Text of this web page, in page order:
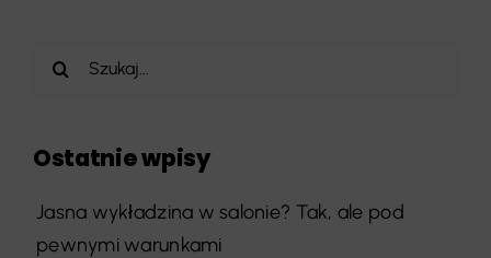
Szukaj
Ostatnie wpisy
Jasna wykładzina w salonie? Tak, ale pod
pewnymi warunkami